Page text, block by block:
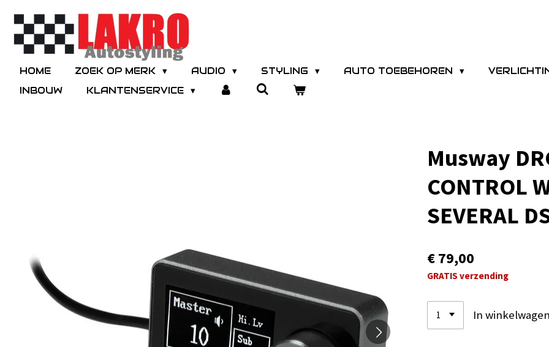
Ga
direct
hoofdinhoud
HOME ZOEK OP MERK AUDIO STYLING AUTO TOEBEHOREN
INBOUW
KLANTENSERVICE
Musway
CONTROL
SEVERAL
€ 79,00
GRATIS verzending
In